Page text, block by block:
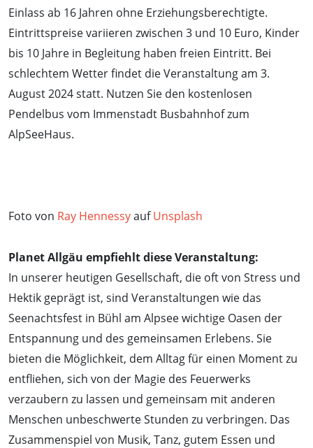
Einlass ab 16 Jahren ohne Erziehungsberechtigte.
Eintrittspreise variieren zwischen 3 und 10 Euro, Kinder
bis 10 Jahre in Begleitung haben freien Eintritt. Bei
schlechtem Wetter findet die Veranstaltung am 3.
August 2024 statt. Nutzen Sie den kostenlosen
Pendelbus vom Immenstadt Busbahnhof zum
AlpSeeHaus.
Foto von Ray HennessyaufUnsplash
Planet Allgäu empfiehlt diese Veranstaltung:
In unserer heutigen Gesellschaft, die oft von Stress und
Hektik geprägt ist, sind Veranstaltungen wie das
Seenachtsfest in Bühl am Alpsee wichtige Oasen der
Entspannung und des gemeinsamen Erlebens. Sie
bieten die Möglichkeit, dem Alltag für einen Moment zu
entfliehen, sich von der Magie des Feuerwerks
verzaubern zu lassen und gemeinsam mit anderen
Menschen unbeschwerte Stunden zu verbringen. Das
Zusammenspiel von Musik, Tanz, gutem Essen und